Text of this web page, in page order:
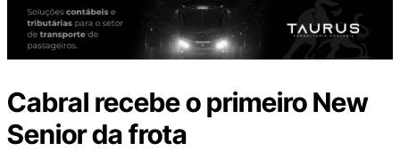
Cabral recebe o primeiro New
Senior da frota